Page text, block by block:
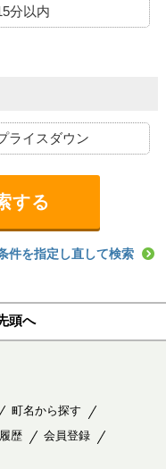
分以内
ライスダウン
件を指定し直して検索
頭へ
町名から探す
歴
会員登録